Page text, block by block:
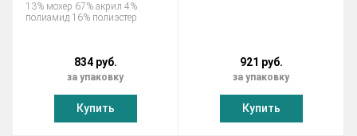
13% мохер 67% акрил 4%
полиамид 16% полиэстер
834 руб.
за упаковку
Купить
921 руб.
за упаковку
Купить